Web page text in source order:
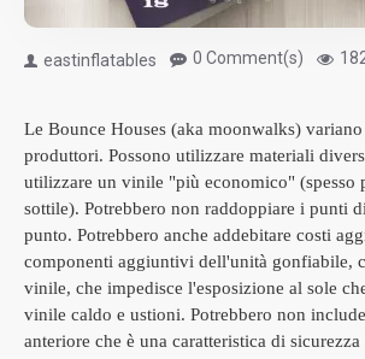
eastinflatables 0 Comment(s)
Le Bounce Houses (aka moonwalks)
produttori. Possono utilizzare materiali
utilizzare un vinile "più economico" (spesso
sottile). Potrebbero non raddoppiare i punti
punto. Potrebbero anche addebitare costi
componenti aggiuntivi dell'unità gonfiabile,
vinile, che impedisce l'esposizione al sole
vinile caldo e ustioni. Potrebbero non
anteriore che è una caratteristica di sicurezza